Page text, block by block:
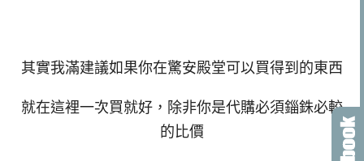
其實我滿建議如果你在驚安殿堂可以買得到的東西
就在這裡一次買就好，除非你是代購必須錙銖必較
的比價